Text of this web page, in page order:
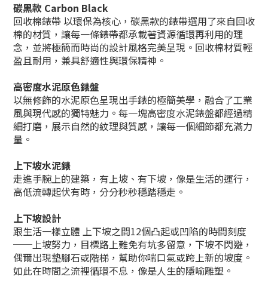
碳黑款 Carbon Black
回收棉錶帶 以環保為核心，碳黑款的錶帶選用了來自回收
棉的材質，讓每一條錶帶都承載著資源循環再利用的理
念，並將極簡而時尚的設計風格完美呈現。回收棉材質輕
盈且耐用，兼具舒適性與環保精神。
高密度水泥原色錶盤
以無修飾的水泥原色呈現出手錶的極簡美學，融合了工業
風與現代感的獨特魅力。每一塊高密度水泥錶盤都經過精
細打磨，展示自然的紋理與質感，讓每一個細節都充滿力
量。
上下坡水泥錶
走進手腕上的建築，有上坡、有下坡，像是生活的運行，
高低流轉起伏有時，分分秒秒穩踏穩走。
上下坡設計
跟生活一樣立體 上下坡之間12個凸起或凹陷的時間刻度
──上坡努力，目標路上難免有坑多留意，下坡不閃避，
偶爾出現墊腳石或階梯，幫助你喘口氣或跨上新的坡度。
如此在時間之流裡循環不息，像是人生的隱喻雕塑。